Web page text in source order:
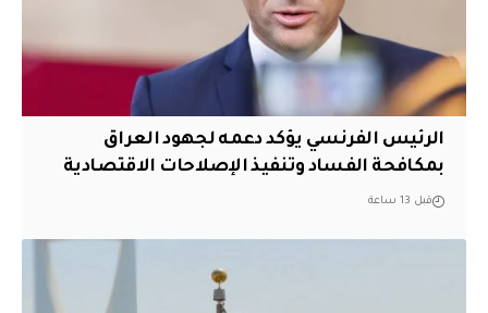
الرئيس الفرنسي يؤكد دعمه لجهود العراق
بمكافحة الفساد وتنفيذ الإصلاحات الاقتصادية
قبل 13 ساعة